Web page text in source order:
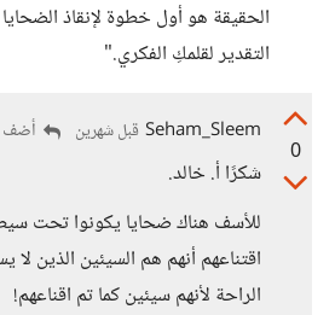
الحقيقة هو أول خطوة لإنقاذ
التقدير لقلمكِ الفكري."
0
Seham_Sleem قبل شهرين أضف
شكرًا أ. خالد.
للأسف هناك ضحايا يكونوا تحت
اقتناعهم أنهم هم السيئين الذين
الراحة لأنهم سيئين كما تم اقناعهم!